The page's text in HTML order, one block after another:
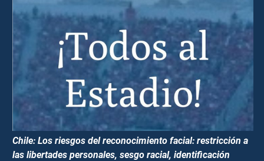
Chile: Los riesgos del reconocimiento facial: restricción a
las libertades personales, sesgo racial, identificación